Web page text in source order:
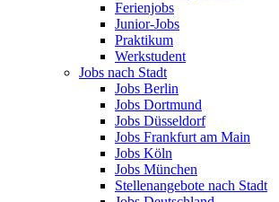
Ferienjobs
Junior-Jobs
Praktikum
Werkstudent
Jobs nach Stadt
Jobs Berlin
Jobs Dortmund
Jobs Düsseldorf
Jobs Frankfurt am Main
Jobs Köln
Jobs München
Stellenangebote nach Stadt